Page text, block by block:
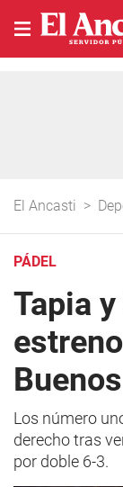
El Ancasti >
PÁDEL
Tapia
Los número
derecho tras
por doble 6-3.